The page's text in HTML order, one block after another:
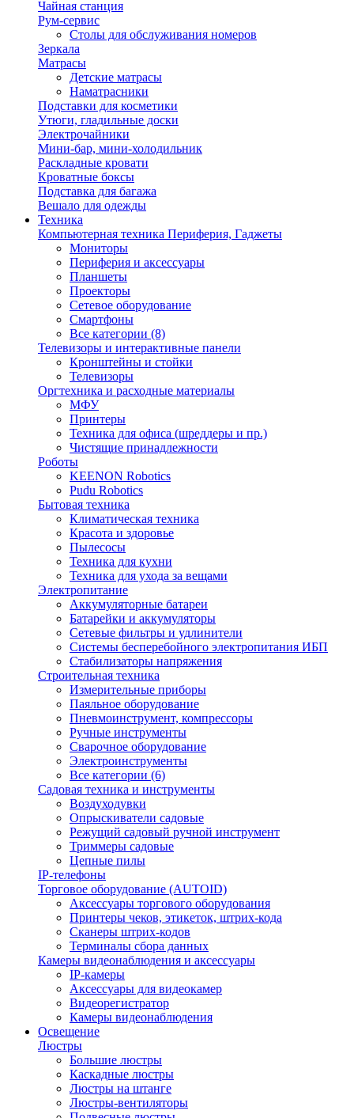
Чайная станция
Рум-сервис
Столы для обслуживания номеров
Зеркала
Матрасы
Детские матрасы
Наматрасники
Подставки для косметики
Утюги, гладильные доски
Электрочайники
Мини-бар, мини-холодильник
Раскладные кровати
Кроватные боксы
Подставка для багажа
Вешало для одежды
Техника
Компьютерная техника Периферия, Гаджеты
Мониторы
Периферия и аксессуары
Планшеты
Проекторы
Сетевое оборудование
Смартфоны
Все категории (8)
Телевизоры и интерактивные панели
Кронштейны и стойки
Телевизоры
Оргтехника и расходные материалы
МФУ
Принтеры
Техника для офиса (шреддеры и пр.)
Чистящие принадлежности
Роботы
KEENON Robotics
Pudu Robotics
Бытовая техника
Климатическая техника
Красота и здоровье
Пылесосы
Техника для кухни
Техника для ухода за вещами
Электропитание
Аккумуляторные батареи
Батарейки и аккумуляторы
Сетевые фильтры и удлинители
Системы бесперебойного электропитания ИБП
Стабилизаторы напряжения
Строительная техника
Измерительные приборы
Паяльное оборудование
Пневмоинструмент, компрессоры
Ручные инструменты
Сварочное оборудование
Электроинструменты
Все категории (6)
Садовая техника и инструменты
Воздуходувки
Опрыскиватели садовые
Режущий садовый ручной инструмент
Триммеры садовые
Цепные пилы
IP-телефоны
Торговое оборудование (AUTOID)
Аксессуары торгового оборудования
Принтеры чеков, этикеток, штрих-кода
Сканеры штрих-кодов
Терминалы сбора данных
Камеры видеонаблюдения и аксессуары
IP-камеры
Аксессуары для видеокамер
Видеорегистратор
Камеры видеонаблюдения
Освещение
Люстры
Большие люстры
Каскадные люстры
Люстры на штанге
Люстры-вентиляторы